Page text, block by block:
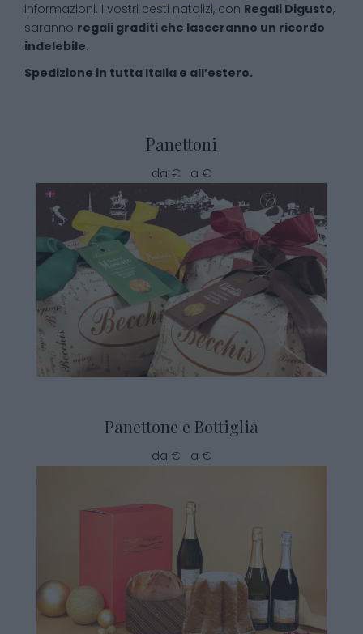
informazioni. I vostri cesti natalizi, con Regali Digusto,
saranno regali graditi che lasceranno un ricordo
indelebile.
Spedizione in tutta Italia e all’estero.
Panettoni
da € a €
Panettone e Bottiglia
da € a €